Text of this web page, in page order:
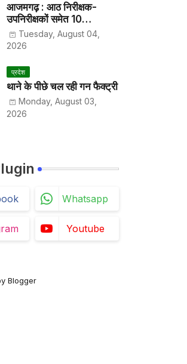
आजमगढ़ : आठ निरीक्षक-
उपनिरीक्षकों समेत 10
अधिकारियों के तबादले
Tuesday, August 04,
2026
प्रदेश
थाने के पीछे चल रही गन फैक्ट्री
Monday, August 03,
2026
Whatsapp
Youtube
Blogger